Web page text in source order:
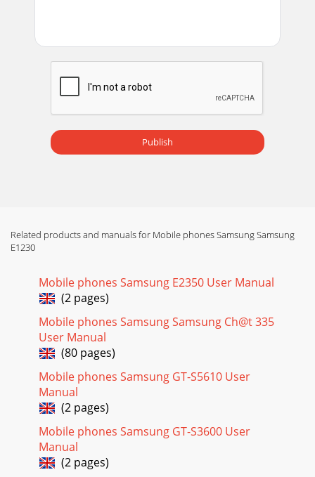
Publish
Related products and manuals for Mobile phones Samsung Samsung
E1230
Mobile phones Samsung E2350 User Manual
(2 pages)
Mobile phones Samsung Samsung Ch@t 335
User Manual
(80 pages)
Mobile phones Samsung GT-S5610 User
Manual
(2 pages)
Mobile phones Samsung GT-S3600 User
Manual
(2 pages)